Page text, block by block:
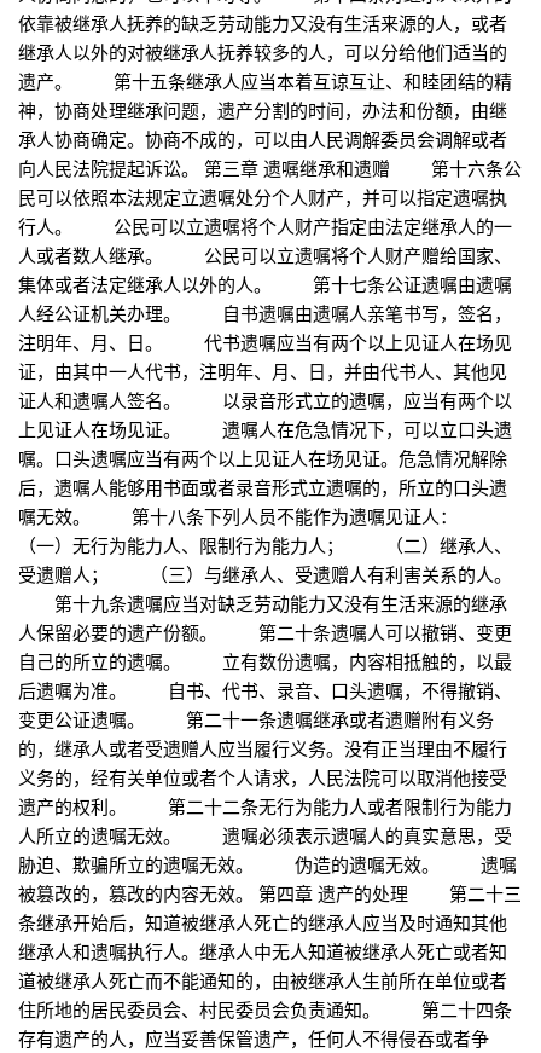
依靠被继承人抚养的缺乏劳动能力又没有生活来源的人，或者
继承人以外的对被继承人抚养较多的人，可以分给他们适当的
遗产。 第十五条继承人应当本着互谅互让、和睦团结的精
神，协商处理继承问题，遗产分割的时间，办法和份额，由继
承人协商确定。协商不成的，可以由人民调解委员会调解或者
向人民法院提起诉讼。 第三章 遗嘱继承和遗赠 第十六条公
民可以依照本法规定立遗嘱处分个人财产，并可以指定遗嘱执
行人。 公民可以立遗嘱将个人财产指定由法定继承人的一
人或者数人继承。 公民可以立遗嘱将个人财产赠给国家、
集体或者法定继承人以外的人。 第十七条公证遗嘱由遗嘱
人经公证机关办理。 自书遗嘱由遗嘱人亲笔书写，签名，
注明年、月、日。 代书遗嘱应当有两个以上见证人在场见
证，由其中一人代书，注明年、月、日，并由代书人、其他见
证人和遗嘱人签名。 以录音形式立的遗嘱，应当有两个以
上见证人在场见证。 遗嘱人在危急情况下，可以立口头遗
嘱。口头遗嘱应当有两个以上见证人在场见证。危急情况解除
后，遗嘱人能够用书面或者录音形式立遗嘱的，所立的口头遗
嘱无效。 第十八条下列人员不能作为遗嘱见证人：
（一）无行为能力人、限制行为能力人； （二）继承人、
受遗赠人； （三）与继承人、受遗赠人有利害关系的人。
第十九条遗嘱应当对缺乏劳动能力又没有生活来源的继承
人保留必要的遗产份额。 第二十条遗嘱人可以撤销、变更
自己的所立的遗嘱。 立有数份遗嘱，内容相抵触的，以最
后遗嘱为准。 自书、代书、录音、口头遗嘱，不得撤销、
变更公证遗嘱。 第二十一条遗嘱继承或者遗赠附有义务
的，继承人或者受遗赠人应当履行义务。没有正当理由不履行
义务的，经有关单位或者个人请求，人民法院可以取消他接受
遗产的权利。 第二十二条无行为能力人或者限制行为能力
人所立的遗嘱无效。 遗嘱必须表示遗嘱人的真实意思，受
胁迫、欺骗所立的遗嘱无效。 伪造的遗嘱无效。 遗嘱
被篡改的，篡改的内容无效。 第四章 遗产的处理 第二十三
条继承开始后，知道被继承人死亡的继承人应当及时通知其他
继承人和遗嘱执行人。继承人中无人知道被继承人死亡或者知
道被继承人死亡而不能通知的，由被继承人生前所在单位或者
住所地的居民委员会、村民委员会负责通知。 第二十四条
存有遗产的人，应当妥善保管遗产，任何人不得侵吞或者争